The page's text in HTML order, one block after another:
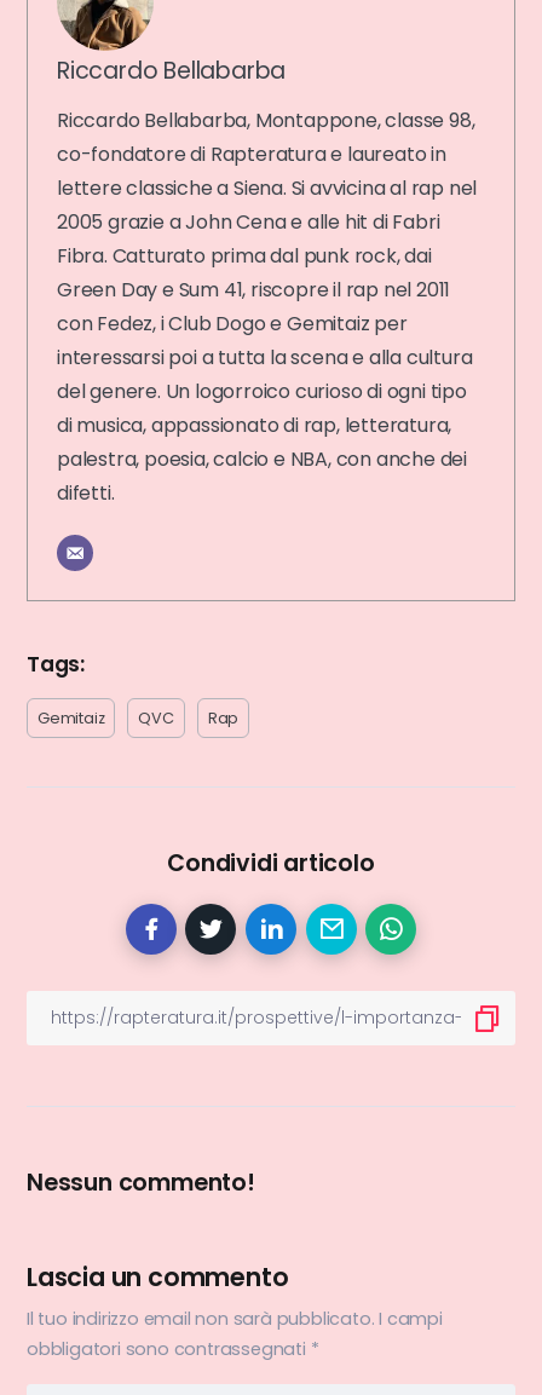
Riccardo Bellabarba
Riccardo Bellabarba, Montappone, classe 98,
co-fondatore di Rapteratura e laureato in
lettere classiche a Siena. Si avvicina al rap nel
2005 grazie a John Cena e alle hit di Fabri
Fibra. Catturato prima dal punk rock, dai
Green Day e Sum 41, riscopre il rap nel 2011
con Fedez, i Club Dogo e Gemitaiz per
interessarsi poi a tutta la scena e alla cultura
del genere. Un logorroico curioso di ogni tipo
di musica, appassionato di rap, letteratura,
palestra, poesia, calcio e NBA, con anche dei
difetti.
Tags:
Gemitaiz QVC Rap
Condividi articolo
Nessun commento!
Lascia un commento
Il tuo indirizzo email non sarà pubblicato. I campi
obbligatori sono contrassegnati *